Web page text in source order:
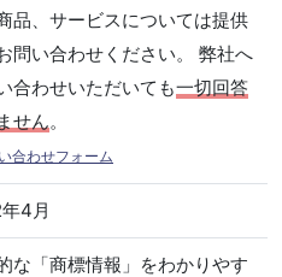
品、サービスについては提供
問い合わせください。 弊社へ
合わせいただいても一切回答
せん。
合わせフォーム
4月
な「商標情報」をわかりやす